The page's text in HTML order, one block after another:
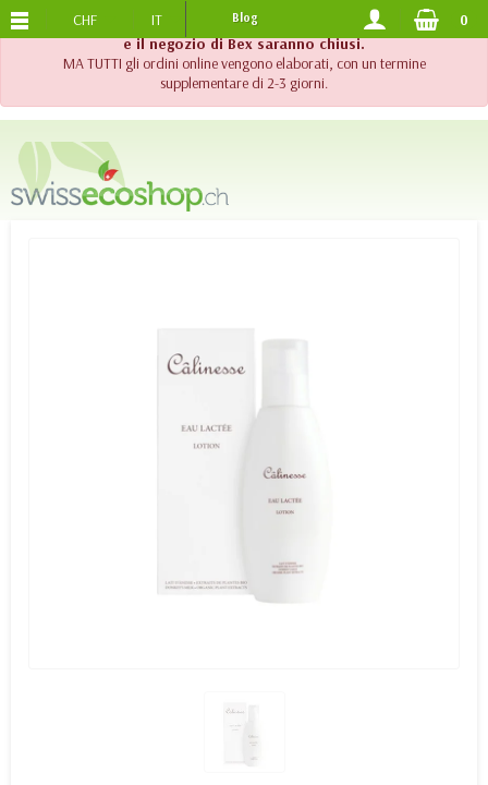
!! Importante !! Fino al 20 agosto 2026, l'assistenza telefonica
e il negozio di Bex saranno chiusi.
MA TUTTI gli ordini online vengono elaborati, con un termine
supplementare di 2-3 giorni.
SPEDIZIONE GRATUITADA 120.-
CHF IT Blog 0